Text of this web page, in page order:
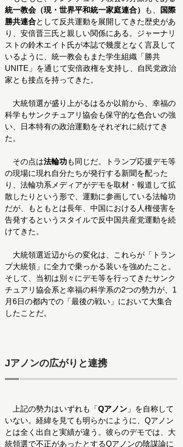
統一教会（現・世界平和統一家庭連合）
も、
国際
勝共連合として反共運動を展開してきた歴史があ
り、安倍晋三氏と親しい関係にある。ジャーナリ
ストの鈴木エイト氏が本誌で幾度となく言及して
いるように、統一教会もまた学生組織「勝共
UNITE」を通じて安倍政権を支持し、自民党政治
家とも接点を持ってきた。
大統領選が盛り上がるはるか以前から、幸福の
科学もサンクチュアリ協会も保守的な色合いの強
い、日本特有の政治運動をそれぞれに続けてき
た。
その点は法輪功も同じだ。トランプ応援デモ等
の現場に現れ自分たちが発行する新聞を配った
り、法輪功系メディアがデモを取材・報道して拡
散したりという形で、運動に参画している法輪功
だが、もともとは長年、中国における人権侵害を
告発するというスタイルで反中国共産党運動を続
けてきた。
大統領選近辺からの変化は、これらが「トラン
プ大統領」に全力で乗っかる装いを強めたこと。
そして、当初は別々にデモ等を行ってきたサンク
チュアリ協会系と幸福の科学系の2つの勢力が、1
月6日の都内での「最後の戦い」において大集合
したことだ。
Jアノンの広がりと連携
上記の勢力はいずれも「 Qアノン 」を自称して
いない。経緯を見ても明らかにように、Qアノン
とは全く出自と実績が違う。彼らのデモでは、大
統領選で不正があったとするQアノンの陰謀論に